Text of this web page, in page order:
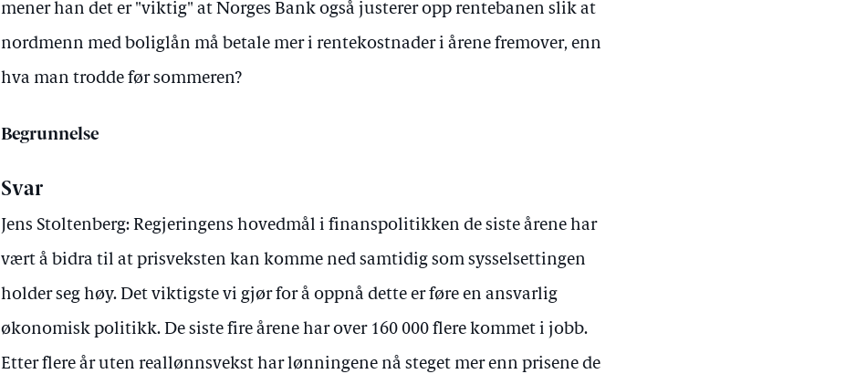
mener han det er "viktig" at Norges Bank også justerer opp rentebanen slik at
nordmenn med boliglån må betale mer i rentekostnader i årene fremover, enn
hva man trodde før sommeren?
Begrunnelse
Svar
Jens Stoltenberg: Regjeringens hovedmål i finanspolitikken de siste årene har
vært å bidra til at prisveksten kan komme ned samtidig som sysselsettingen
holder seg høy. Det viktigste vi gjør for å oppnå dette er føre en ansvarlig
økonomisk politikk. De siste fire årene har over 160 000 flere kommet i jobb.
Etter flere år uten reallønnsvekst har lønningene nå steget mer enn prisene de